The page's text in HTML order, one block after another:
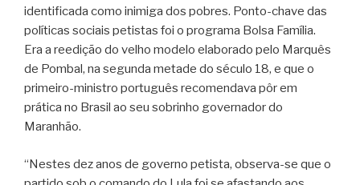
identificada como inimiga dos pobres. Ponto-chave das
políticas sociais petistas foi o programa Bolsa Família.
Era a reedição do velho modelo elaborado pelo Marquês
de Pombal, na segunda metade do século 18, e que o
primeiro-ministro português recomendava pôr em
prática no Brasil ao seu sobrinho governador do
Maranhão.
“Nestes dez anos de governo petista, observa-se que o